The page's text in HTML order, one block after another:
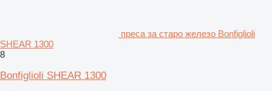
преса за старо железо Bonfiglioli
SHEAR 1300
8
Bonfiglioli SHEAR 1300